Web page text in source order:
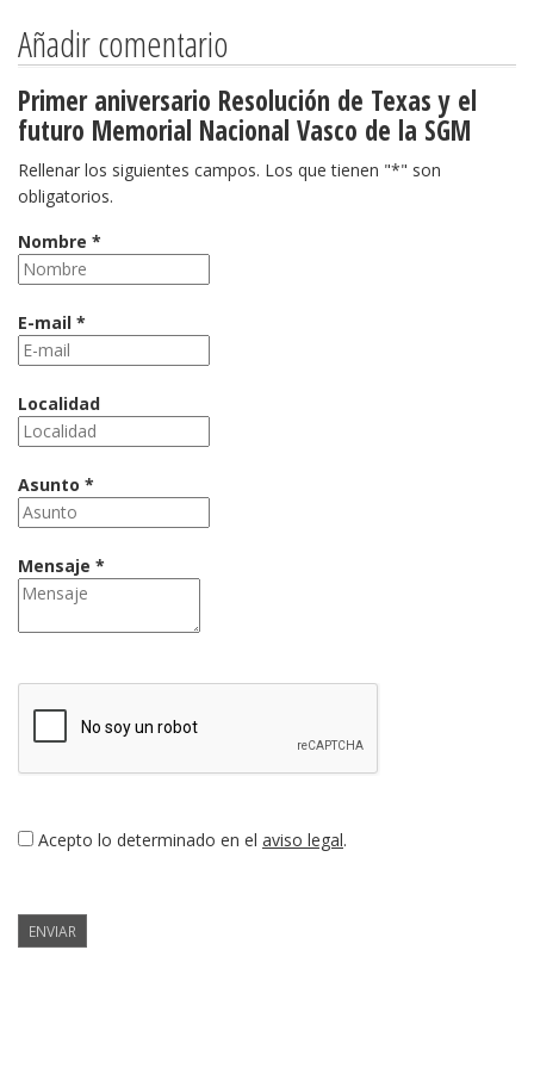
Añadir comentario
Primer aniversario Resolución de Texas y el
futuro Memorial Nacional Vasco de la SGM
Rellenar los siguientes campos. Los que tienen "*" son
obligatorios.
Nombre *
E-mail *
Localidad
Asunto *
Mensaje *
Acepto lo determinado en el aviso legal.
ENVIAR